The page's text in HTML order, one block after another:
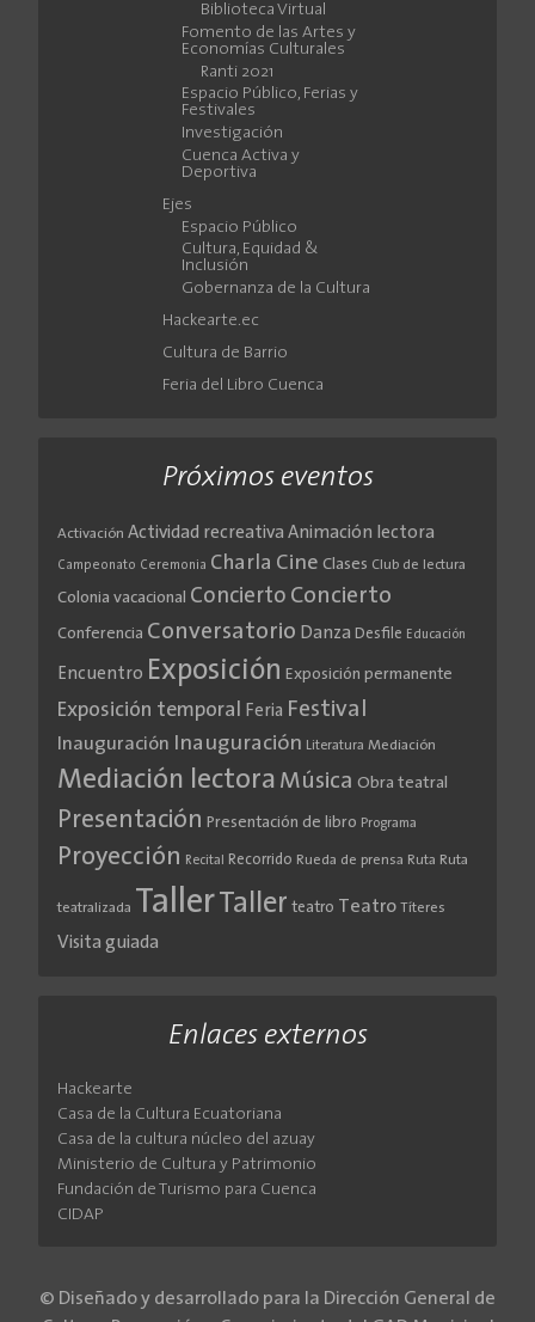
Biblioteca Virtual
Fomento de las Artes y
Economías Culturales
Ranti 2021
Espacio Público, Ferias y
Festivales
Investigación
Cuenca Activa y
Deportiva
Ejes
Espacio Público
Cultura, Equidad &
Inclusión
Gobernanza de la Cultura
Hackearte.ec
Cultura de Barrio
Feria del Libro Cuenca
Próximos eventos
Activación Actividad recreativa Animación lectora
Campeonato Ceremonia Charla Cine Clases Club de lectura
Colonia vacacional Concierto Concierto
Conferencia Conversatorio Danza Desfile Educación
Encuentro Exposición Exposición permanente
Exposición temporal Feria Festival
Inauguración Inauguración Literatura Mediación
Mediación lectora Música Obra teatral
Presentación Presentación de libro Programa
Proyección Recital Recorrido Rueda de prensa Ruta Ruta
teatralizada Taller Taller teatro Teatro Títeres
Visita guiada
Enlaces externos
Hackearte
Casa de la Cultura Ecuatoriana
Casa de la cultura núcleo del azuay
Ministerio de Cultura y Patrimonio
Fundación de Turismo para Cuenca
CIDAP
© Diseñado y desarrollado para la Dirección General de